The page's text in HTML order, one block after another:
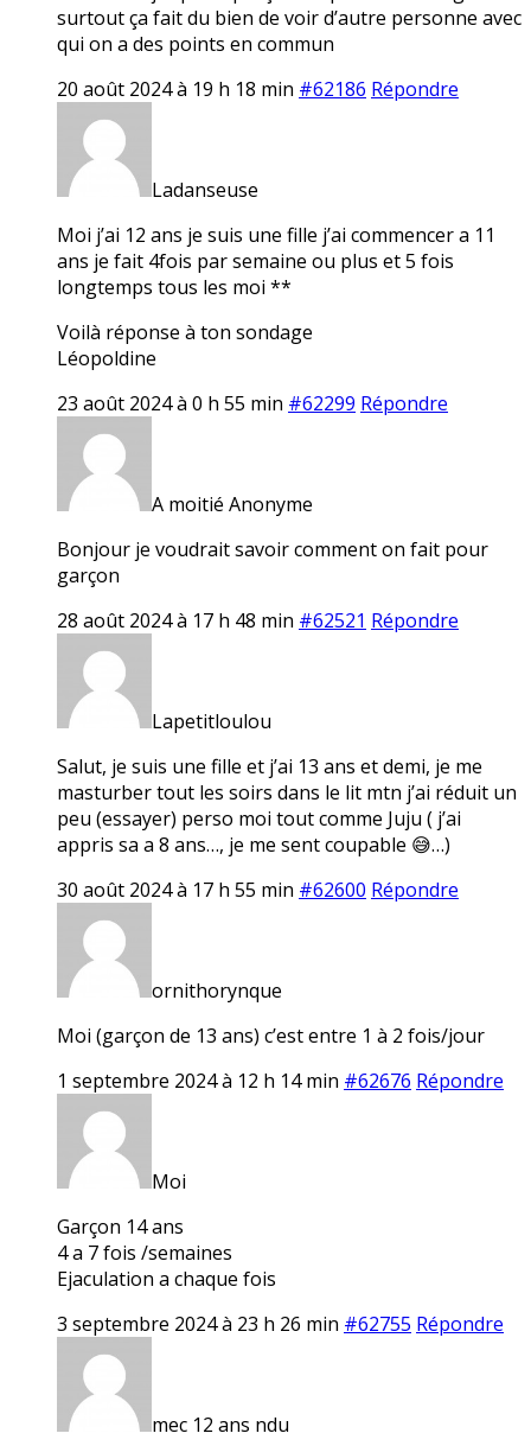
surtout ça fait du bien de voir d’autre personne avec
qui on a des points en commun
20 août 2024 à 19 h 18 min #62186 Répondre
Ladanseuse
Moi j’ai 12 ans je suis une fille j’ai commencer a 11
ans je fait 4fois par semaine ou plus et 5 fois
longtemps tous les moi **
Voilà réponse à ton sondage
Léopoldine
23 août 2024 à 0 h 55 min #62299 Répondre
A moitié Anonyme
Bonjour je voudrait savoir comment on fait pour
garçon
28 août 2024 à 17 h 48 min #62521 Répondre
Lapetitloulou
Salut, je suis une fille et j’ai 13 ans et demi, je me
masturber tout les soirs dans le lit mtn j’ai réduit un
peu (essayer) perso moi tout comme Juju ( j’ai
appris sa a 8 ans…, je me sent coupable 😅…)
30 août 2024 à 17 h 55 min #62600 Répondre
ornithorynque
Moi (garçon de 13 ans) c’est entre 1 à 2 fois/jour
1 septembre 2024 à 12 h 14 min #62676 Répondre
Moi
Garçon 14 ans
4 a 7 fois /semaines
Ejaculation a chaque fois
3 septembre 2024 à 23 h 26 min #62755 Répondre
mec 12 ans ndu